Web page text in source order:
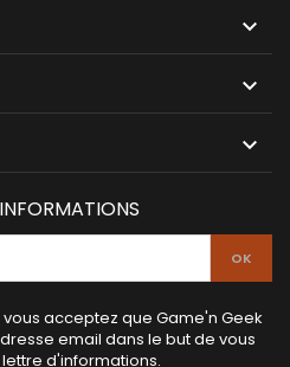



acceptez que Game'n Geek
email dans le but de vous
d'informations.